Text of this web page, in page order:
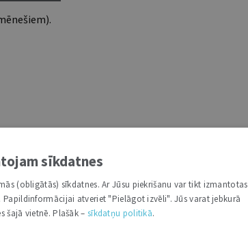
sīkdatnes
(obligātās) sīkdatnes. Ar Jūsu piekrišanu var tikt izmantotas
atveriet "Pielāgot izvēli". Jūs varat jebkurā
šajā vietnē. Plašāk – sīkdatņu politikā.